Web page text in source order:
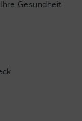
Gesundheit